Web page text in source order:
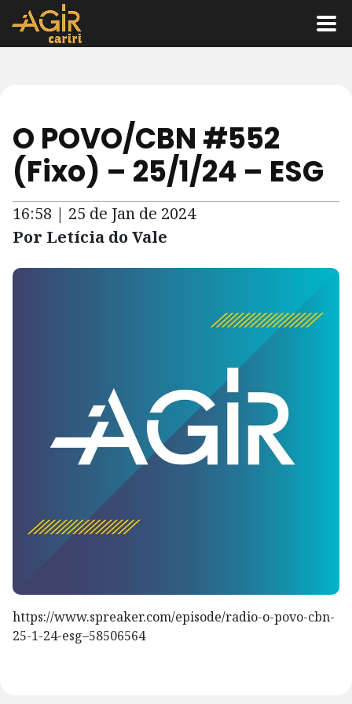
O POVO/CBN #552
(Fixo) – 25/1/24 – ESG
16:58 | 25 de Jan de 2024
Por Letícia do Vale
https://www.spreaker.com/episode/radio-o-povo-cbn-
25-1-24-esg–58506564